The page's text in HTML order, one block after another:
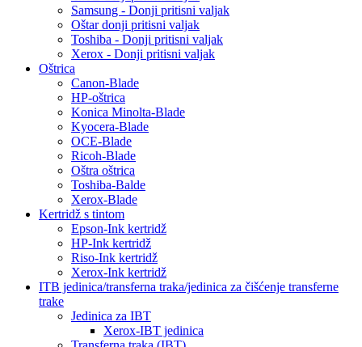
Samsung - Donji pritisni valjak
Oštar donji pritisni valjak
Toshiba - Donji pritisni valjak
Xerox - Donji pritisni valjak
Oštrica
Canon-Blade
HP-oštrica
Konica Minolta-Blade
Kyocera-Blade
OCE-Blade
Ricoh-Blade
Oštra oštrica
Toshiba-Balde
Xerox-Blade
Kertridž s tintom
Epson-Ink kertridž
HP-Ink kertridž
Riso-Ink kertridž
Xerox-Ink kertridž
ITB jedinica/transferna traka/jedinica za čišćenje transferne
trake
Jedinica za IBT
Xerox-IBT jedinica